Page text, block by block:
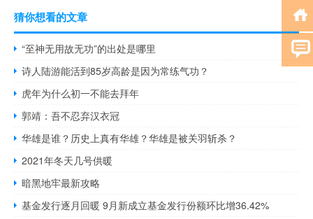
猜你想看的文章
“至神无用故无功”的出处是哪里
诗人陆游能活到85岁高龄是因为常练气功？
虎年为什么初一不能去拜年
郭靖：吾不忍弃汉衣冠
华雄是谁？历史上真有华雄？华雄是被关羽斩杀？
2021年冬天几号供暖
暗黑地牢最新攻略
基金发行逐月回暖 9月新成立基金发行份额环比增36.42%